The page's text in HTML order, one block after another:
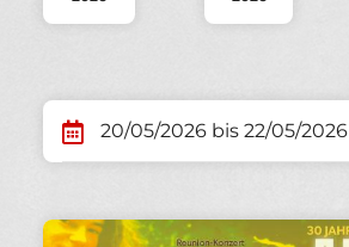
20/05/2026 bis 22/05/2026